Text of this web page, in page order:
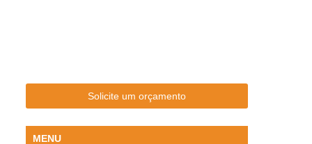
de Formatura
Infantil
Kit para Festa Infantil
Kit Promocional de Salgado para Festa
Solicite um orçamento
MENU